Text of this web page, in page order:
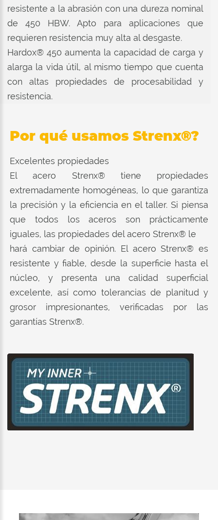
resistente a la abrasión con una dureza nominal
de 450 HBW. Apto para aplicaciones que
requieren resistencia muy alta al desgaste.
Hardox® 450 aumenta la capacidad de carga y
alarga la vida útil, al mismo tiempo que cuenta
con altas propiedades de procesabilidad y
resistencia.
Por qué usamos Strenx®?
Excelentes propiedades
El acero Strenx® tiene propiedades
extremadamente homogéneas, lo que garantiza
la precisión y la eficiencia en el taller. Si piensa
que todos los aceros son prácticamente
iguales, las propiedades del acero Strenx® le
hará cambiar de opinión. El acero Strenx® es
resistente y fiable, desde la superficie hasta el
núcleo, y presenta una calidad superficial
excelente, así como tolerancias de planitud y
grosor impresionantes, verificadas por las
garantías Strenx®.